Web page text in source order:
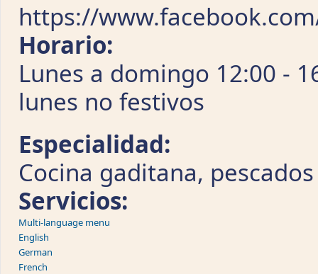
https://
Horario:
Lunes a domingo 12:00 -
lunes no festivos
Especialidad:
Cocina gaditana,
Servicios:
Multi-language menu
English
German
French